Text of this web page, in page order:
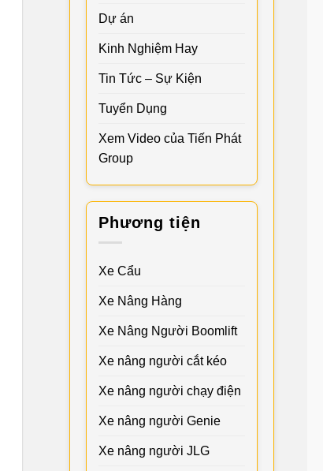
Dự án
Kinh Nghiệm Hay
Tin Tức – Sự Kiện
Tuyển Dụng
Xem Video của Tiến Phát
Group
Phương tiện
Xe Cẩu
Xe Nâng Hàng
Xe Nâng Người Boomlift
Xe nâng người cắt kéo
Xe nâng người chạy điện
Xe nâng người Genie
Xe nâng người JLG